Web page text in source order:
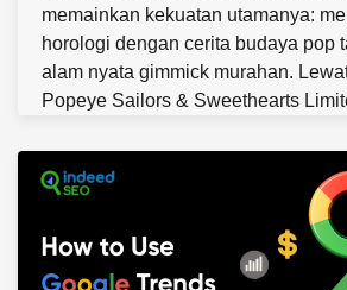
memainkan kekuatan utamanya:
horologi dengan cerita budaya pop
alam nyata gimmick murahan.
Popeye Sailors & Sweethearts